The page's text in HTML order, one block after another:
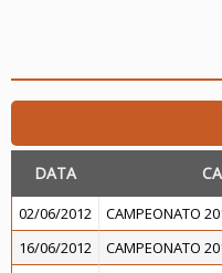
DATA
02/06/2012
CAMPEONATO
16/06/2012
CAMPEONATO